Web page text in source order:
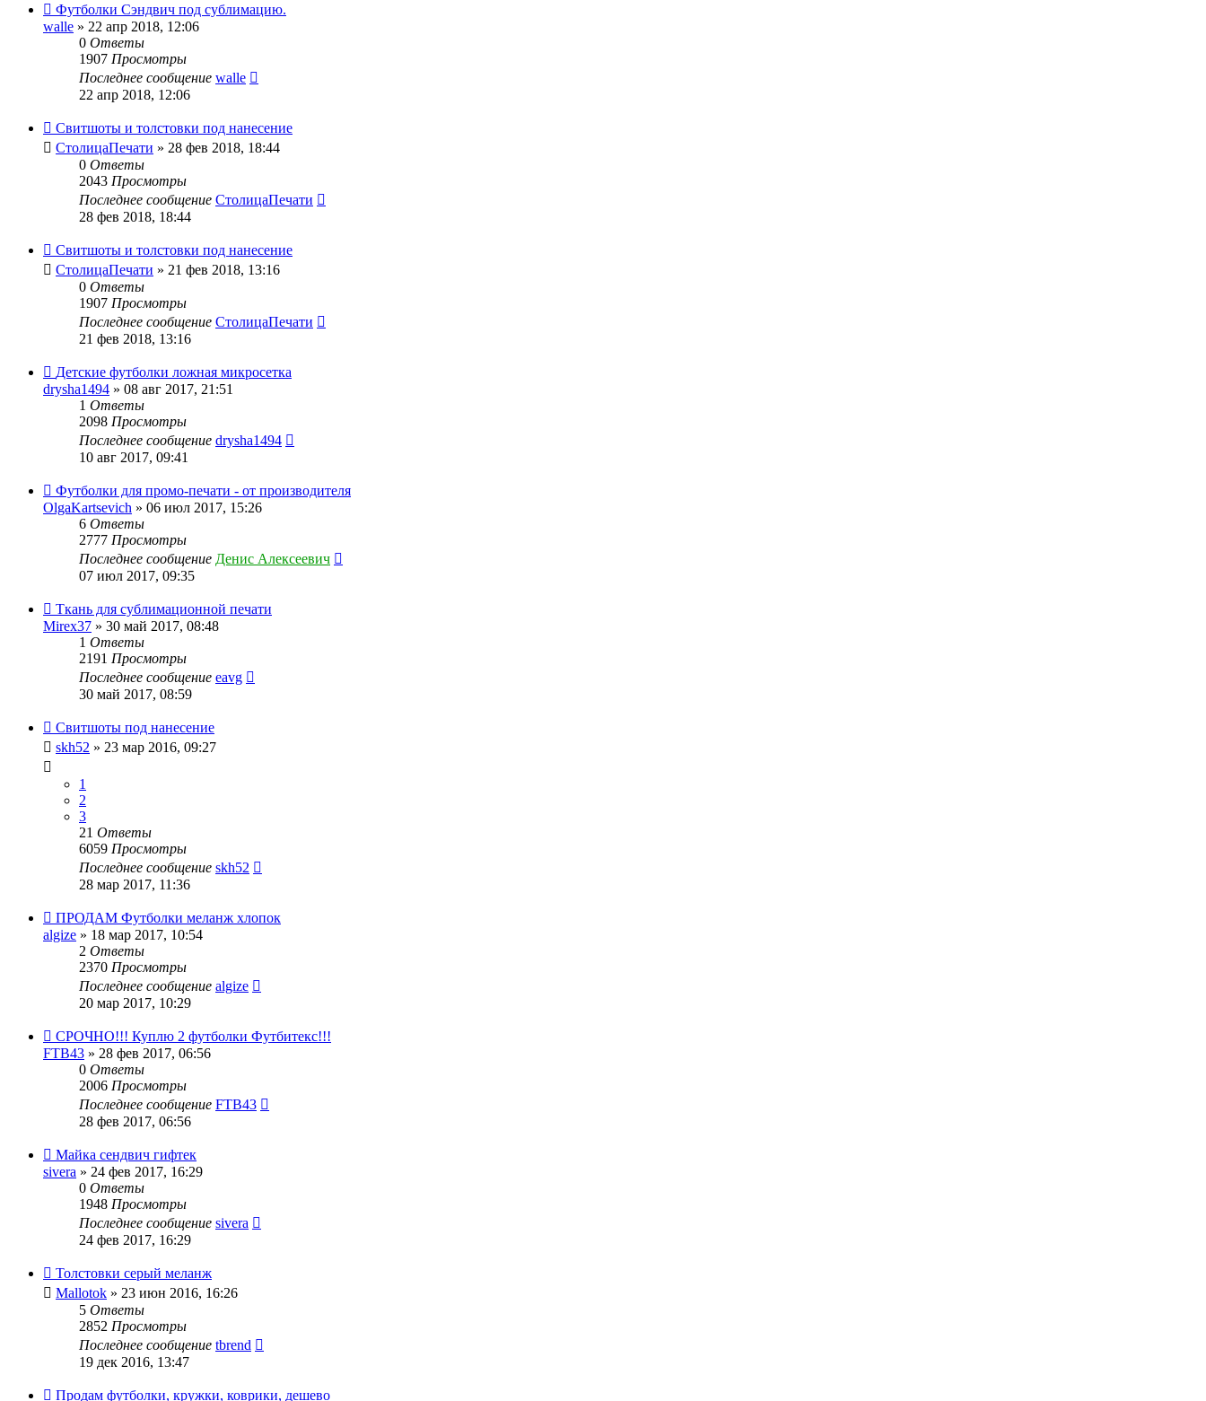
Футболки Сэндвич под сублимацию.
walle » 22 апр 2018, 12:06
0 Ответы
1907 Просмотры
Последнее сообщение walle
22 апр 2018, 12:06
Свитшоты и толстовки под нанесение
СтолицаПечати » 28 фев 2018, 18:44
0 Ответы
2043 Просмотры
Последнее сообщение СтолицаПечати
28 фев 2018, 18:44
Свитшоты и толстовки под нанесение
СтолицаПечати » 21 фев 2018, 13:16
0 Ответы
1907 Просмотры
Последнее сообщение СтолицаПечати
21 фев 2018, 13:16
Детские футболки ложная микросетка
drysha1494 » 08 авг 2017, 21:51
1 Ответы
2098 Просмотры
Последнее сообщение drysha1494
10 авг 2017, 09:41
Футболки для промо-печати - от производителя
OlgaKartsevich » 06 июл 2017, 15:26
6 Ответы
2777 Просмотры
Последнее сообщение Денис Алексеевич
07 июл 2017, 09:35
Ткань для сублимационной печати
Mirex37 » 30 май 2017, 08:48
1 Ответы
2191 Просмотры
Последнее сообщение eavg
30 май 2017, 08:59
Свитшоты под нанесение
skh52 » 23 мар 2016, 09:27
1
2
3
21 Ответы
6059 Просмотры
Последнее сообщение skh52
28 мар 2017, 11:36
ПРОДАМ Футболки меланж хлопок
algize » 18 мар 2017, 10:54
2 Ответы
2370 Просмотры
Последнее сообщение algize
20 мар 2017, 10:29
СРОЧНО!!! Куплю 2 футболки Футбитекс!!!
FTB43 » 28 фев 2017, 06:56
0 Ответы
2006 Просмотры
Последнее сообщение FTB43
28 фев 2017, 06:56
Майка сендвич гифтек
sivera » 24 фев 2017, 16:29
0 Ответы
1948 Просмотры
Последнее сообщение sivera
24 фев 2017, 16:29
Толстовки серый меланж
Mallotok » 23 июн 2016, 16:26
5 Ответы
2852 Просмотры
Последнее сообщение tbrend
19 дек 2016, 13:47
Продам футболки, кружки, коврики, дешево